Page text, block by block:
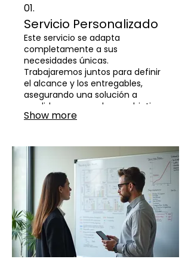
01.
Servicio Personalizado
Este servicio se adapta
completamente a sus
necesidades únicas.
Trabajaremos juntos para definir
el alcance y los entregables,
asegurando una solución a
medida que cumpla sus objetivos
específicos. Ideal para proyectos
Show more